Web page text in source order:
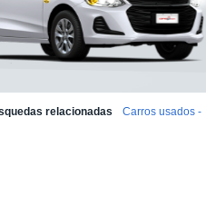
relacionadas Carros usados -